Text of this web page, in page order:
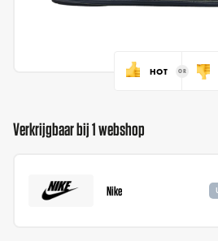
HOT
Verkrijgbaar bij 1 webshop
Nike